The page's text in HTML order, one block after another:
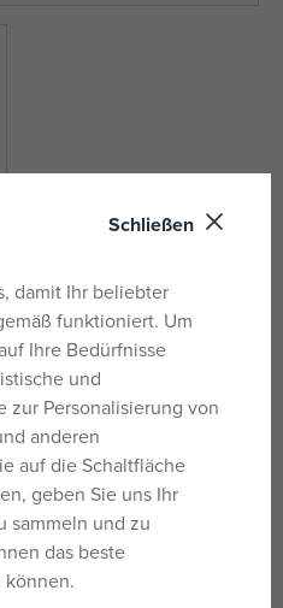
Schließen
damit Ihr beliebter
funktioniert. Um
Ihre Bedürfnisse
und
zur Personalisierung von
anderen
auf die Schaltfläche
geben Sie uns Ihr
sammeln und zu
das beste
können.